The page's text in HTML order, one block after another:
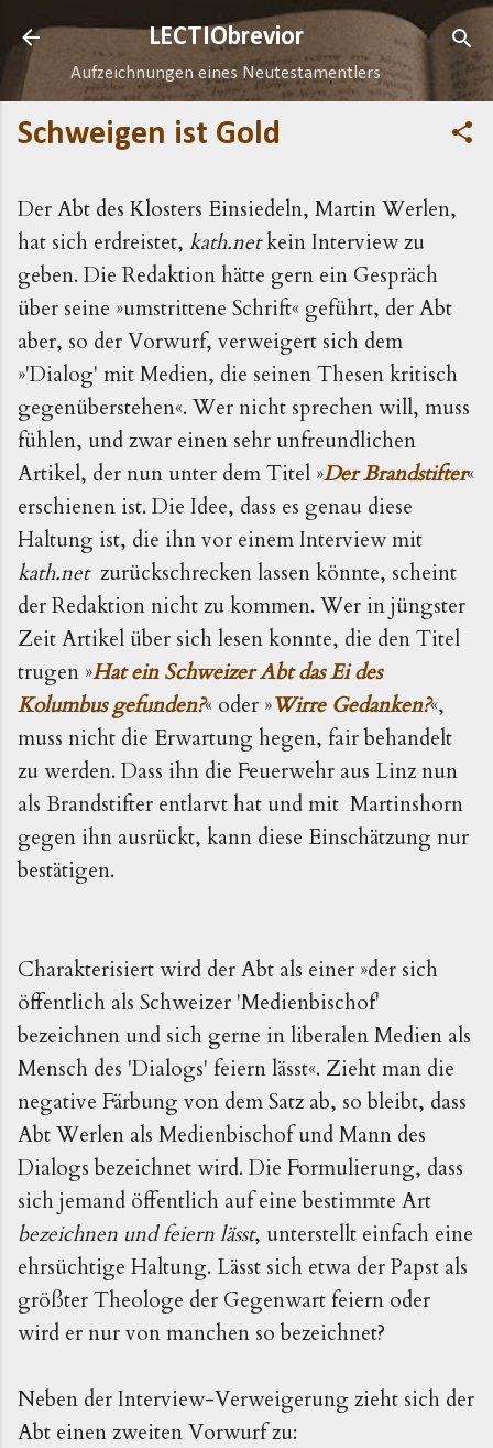
Direkt zum Hauptbereich
LECTIObrevior
Aufzeichnungen eines Neutestamentlers
Schweigen ist Gold
Der Abt des Klosters Einsiedeln, Martin Werlen,
hat sich erdreistet, kath.netkein Interview zu
geben. Die Redaktion hätte gern ein Gespräch
über seine »umstrittene Schrift« geführt, der Abt
aber, so der Vorwurf, verweigert sich dem
»'Dialog' mit Medien, die seinen Thesen kritisch
gegenüberstehen«. Wer nicht sprechen will, muss
fühlen, und zwar einen sehr unfreundlichen
Artikel, der nun unter dem Titel »Der Brandstifter«
erschienen ist. Die Idee, dass es genau diese
Haltung ist, die ihn vor einem Interview mit
kath.net zurückschrecken lassen könnte, scheint
der Redaktion nicht zu kommen. Wer in jüngster
Zeit Artikel über sich lesen konnte, die den Titel
trugen »Hat ein Schweizer Abt das Ei des
Kolumbus gefunden?« oder »Wirre Gedanken?«,
muss nicht die Erwartung hegen, fair behandelt
zu werden. Dass ihn die Feuerwehr aus Linznun
als Brandstifter entlarvt hat undmit Martinshorn
gegen ihn ausrückt, kann diese Einschätzung nur
bestätigen.
Charakterisiert wird der Abt als einer »der sich
öffentlich als Schweizer 'Medienbischof'
bezeichnen und sich gerne in liberalen Medien als
Mensch des 'Dialogs' feiern lässt«. Zieht man die
negative Färbung von dem Satz ab, so bleibt, dass
Abt Werlen als Medienbischof und Mann des
Dialogs bezeichnet wird. Die Formulierung, dass
sich jemand öffentlich auf eine bestimmte Art
bezeichnen und feiern lässt, unterstellt einfach eine
ehrsüchtige Haltung. Lässt sich etwa der Papst als
größter Theologe der Gegenwart feiern oder
wird er nur von manchen so bezeichnet?
Neben der Interview-Verweigerung zieht sich der
Abt einen zweiten Vorwurf zu: